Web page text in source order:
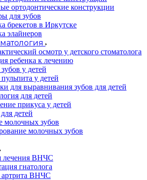
ортодонтические конструкции
для зубов
брекетов в Иркутске
элайнеров
осмотр у детского стоматолога
ребенка к лечению
у детей
у детей
для выравнивания зубов для детей
для детей
прикуса у детей
детей
молочных зубов
молочных зубов
лечения ВНЧС
гнатолога
артрита ВНЧС